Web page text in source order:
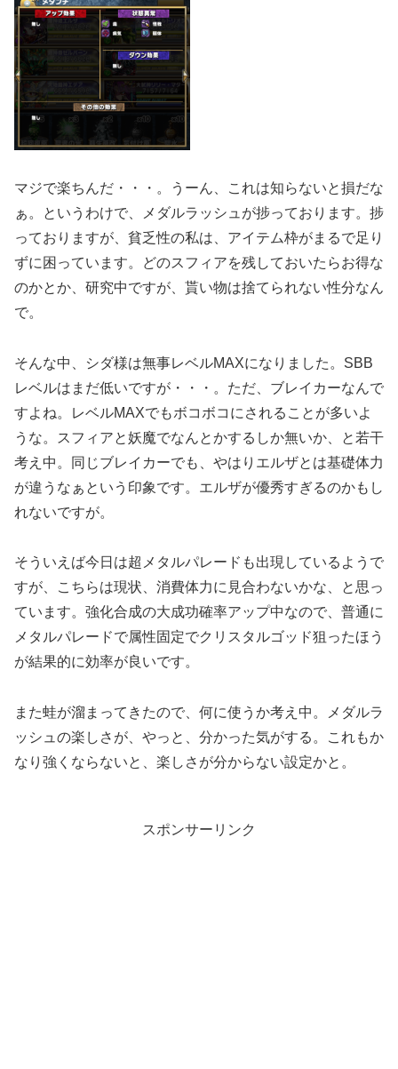
マジで楽ちんだ・・・。うーん、これは知らないと損だな
ぁ。というわけで、メダルラッシュが捗っております。捗
っておりますが、貧乏性の私は、アイテム枠がまるで足り
ずに困っています。どのスフィアを残しておいたらお得な
のかとか、研究中ですが、貰い物は捨てられない性分なん
で。
そんな中、シダ様は無事レベルMAXになりました。SBB
レベルはまだ低いですが・・・。ただ、ブレイカーなんで
すよね。レベルMAXでもボコボコにされることが多いよ
うな。スフィアと妖魔でなんとかするしか無いか、と若干
考え中。同じブレイカーでも、やはりエルザとは基礎体力
が違うなぁという印象です。エルザが優秀すぎるのかもし
れないですが。
そういえば今日は超メタルパレードも出現しているようで
すが、こちらは現状、消費体力に見合わないかな、と思っ
ています。強化合成の大成功確率アップ中なので、普通に
メタルパレードで属性固定でクリスタルゴッド狙ったほう
が結果的に効率が良いです。
また蛙が溜まってきたので、何に使うか考え中。メダルラ
ッシュの楽しさが、やっと、分かった気がする。これもか
なり強くならないと、楽しさが分からない設定かと。
スポンサーリンク